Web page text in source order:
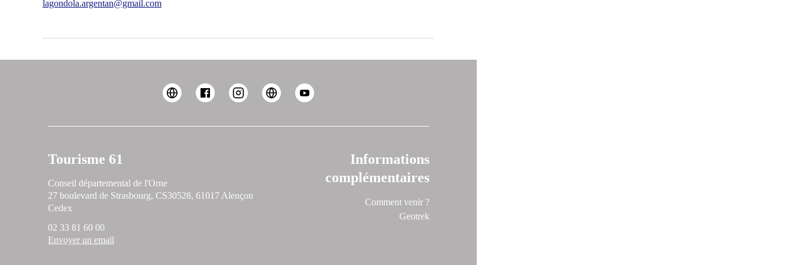
lagondola.argentan@gmail.com
Tourisme 61
Conseil départemental de l'Orne
27 boulevard de Strasbourg, CS30528, 61017 Alençon
Cedex
02 33 81 60 00
Envoyer un email
Informations
complémentaires
Comment venir ?
Geotrek